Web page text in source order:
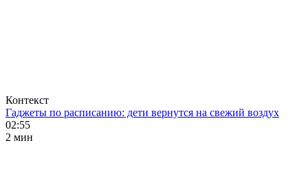
Контекст
Гаджеты по расписанию: дети вернутся на свежий воздух
02:55
2 мин